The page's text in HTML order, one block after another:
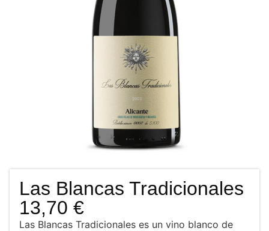
Las Blancas Tradicionales
13,70 €
Las Blancas Tradicionales es un vino blanco de